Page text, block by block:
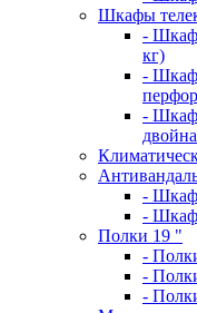
Шкафы
- Шкаф
кг)
- Шкаф
- Шкаф
-
-
Полки 19 "
-
-
-